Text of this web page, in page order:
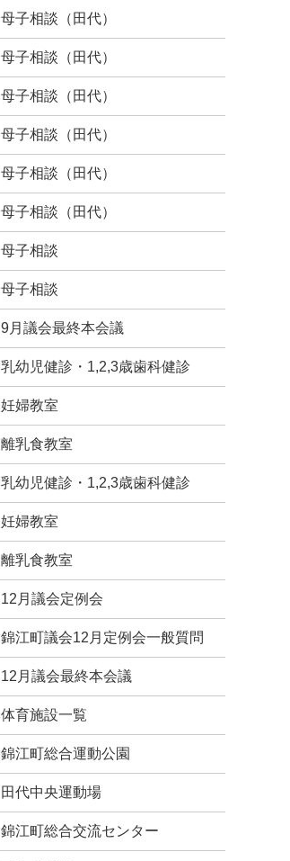
母子相談（田代）
母子相談（田代）
母子相談（田代）
母子相談（田代）
母子相談（田代）
母子相談（田代）
母子相談
母子相談
9月議会最終本会議
乳幼児健診・1,2,3歳歯科健診
妊婦教室
離乳食教室
乳幼児健診・1,2,3歳歯科健診
妊婦教室
離乳食教室
12月議会定例会
錦江町議会12月定例会一般質問
12月議会最終本会議
体育施設一覧
錦江町総合運動公園
田代中央運動場
錦江町総合交流センター